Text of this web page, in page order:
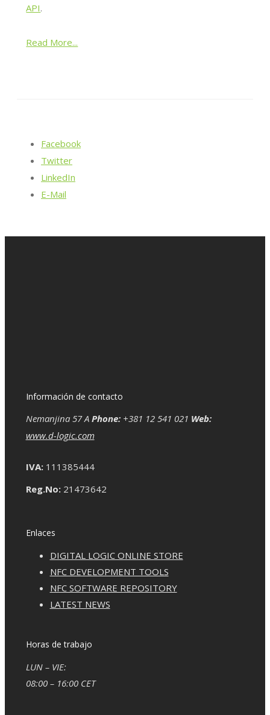
API.
Read More...
Facebook
Twitter
LinkedIn
E-Mail
Información de contacto
Nemanjina 57 A Phone:+381 12 541 021 Web:
www.d-logic.com
IVA:111385444
Reg.No:21473642
Enlaces
DIGITAL LOGIC ONLINE STORE
NFC DEVELOPMENT TOOLS
NFC SOFTWARE REPOSITORY
LATEST NEWS
Horas de trabajo
LUN – VIE:
08:00 – 16:00 CET